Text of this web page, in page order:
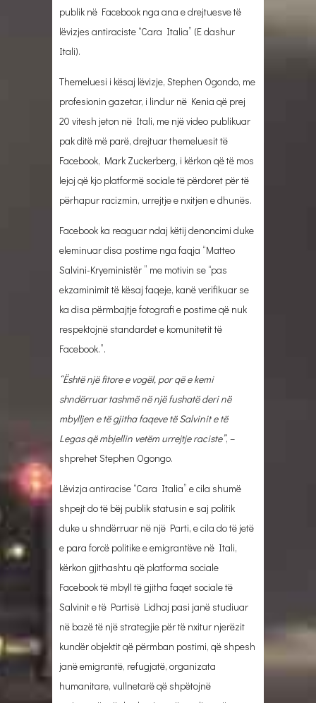
publik në Facebook nga ana e drejtuesve të
lëvizjes antiraciste “Cara Italia” (E dashur
Itali).
Themeluesi i kësaj lëvizje, Stephen Ogondo, me
profesionin gazetar, i lindur në Kenia që prej
20 vitesh jeton në Itali, me një video publikuar
pak ditë më parë, drejtuar themeluesit të
Facebook, Mark Zuckerberg, i kërkon që të mos
lejoj që kjo platformë sociale të përdoret për të
përhapur racizmin, urrejtje e nxitjen e dhunës.
Facebook ka reaguar ndaj këtij denoncimi duke
eleminuar disa postime nga faqja “Matteo
Salvini-Kryeministër ” me motivin se “pas
ekzaminimit të kësaj faqeje, kanë verifikuar se
ka disa përmbajtje fotografi e postime që nuk
respektojnë standardet e komunitetit të
Facebook.”.
“Është një fitore e vogël, por që e kemi
shndërruar tashmë në një fushatë deri në
mbylljen e të gjitha faqeve të Salvinit e të
Legas që mbjellin vetëm urrejtje raciste”, –
shprehet Stephen Ogongo.
Lëvizja antiracise “Cara Italia” e cila shumë
shpejt do të bëj publik statusin e saj politik
duke u shndërruar në një Parti, e cila do të jetë
e para forcë politike e emigrantëve në Itali,
kërkon gjithashtu që platforma sociale
Facebook të mbyll të gjitha faqet sociale të
Salvinit e të Partisë Lidhaj pasi janë studiuar
në bazë të një strategjie për të nxitur njerëzit
kundër objektit që përmban postimi, që shpesh
janë emigrantë, refugjatë, organizata
humanitare, vullnetarë që shpëtojnë